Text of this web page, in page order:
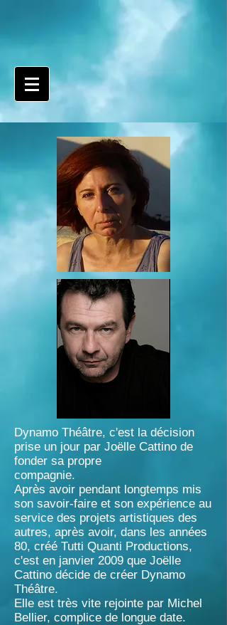
Dynamo Théâtre, c'est la décision
prise un jour par Joëlle Cattino de
fonder sa propre
compagnie.
Après avoir pendant longtemps mis
son savoir-faire et son expérience au
service des projets artistiques des
autres, après avoir, dans les années
80, créé Tutti Quanti Productions,
c'est en janvier 2009 que Joëlle
Cattino décide de créer Dynamo
Théâtre.
Elle est très vite rejointe par Michel
Bellier, complice de longue date.